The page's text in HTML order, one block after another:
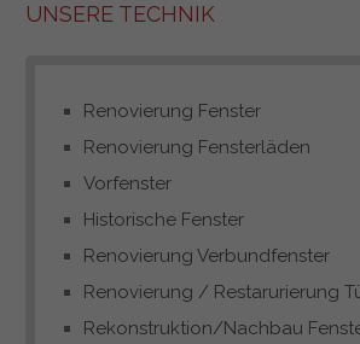
UNSERE TECHNIK
Renovierung Fenster
Renovierung Fensterläden
Vorfenster
Historische Fenster
Renovierung Verbundfenster
Renovierung / Restarurierung
Rekonstruktion/Nachbau